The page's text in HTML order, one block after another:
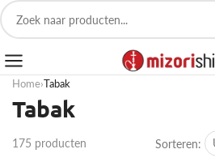
Home›Tabak
Tabak
175 producten Sorteren: